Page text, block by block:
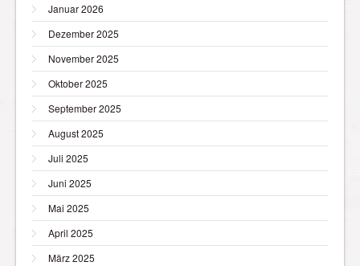
Januar 2026
Dezember 2025
November 2025
Oktober 2025
September 2025
August 2025
Juli 2025
Juni 2025
Mai 2025
April 2025
März 2025